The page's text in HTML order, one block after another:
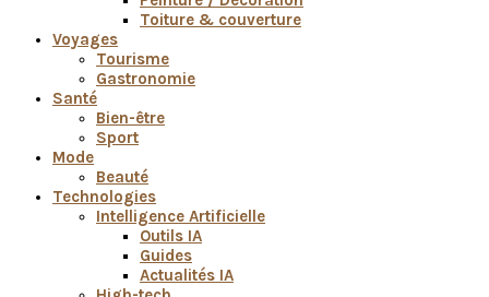
Toiture & couverture
Voyages
Tourisme
Gastronomie
Santé
Bien-être
Sport
Mode
Beauté
Technologies
Intelligence Artificielle
Outils IA
Guides
Actualités IA